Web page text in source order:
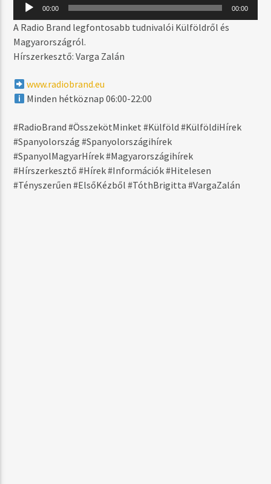
WAVES OF LUV (SOULSTATIC RADIO MIX)
2BLACK
MŰSOR ADÁSBAN
06:00 17:59
00:00 00:00
A Radio Brand legfontosabb tudnivalói Külföldről és
Magyarországról.
Hírszerkesztő: Varga Zalán
www.radiobrand.eu
Minden hétköznap 06:00-22:00
#RadioBrand #ÖsszekötMinket #Külföld #KülföldiHírek
#Spanyolország #Spanyolországihírek
#SpanyolMagyarHírek #Magyarországihírek
#Hírszerkesztő #Hírek #Információk #Hitelesen
#Tényszerűen #ElsőKézből #TóthBrigitta #VargaZalán